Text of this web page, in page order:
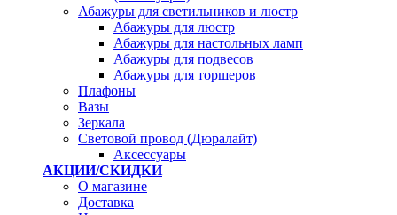
Абажуры для светильников и люстр
Абажуры для люстр
Абажуры для настольных ламп
Абажуры для подвесов
Абажуры для торшеров
Плафоны
Вазы
Зеркала
Световой провод (Дюралайт)
Аксессуары
АКЦИИ/СКИДКИ
О магазине
Доставка